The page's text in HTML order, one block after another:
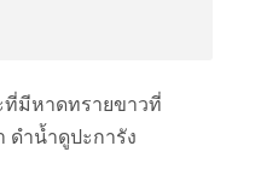
ที่มีหาดทรายขาวที่
ดำน้ำดูปะการัง